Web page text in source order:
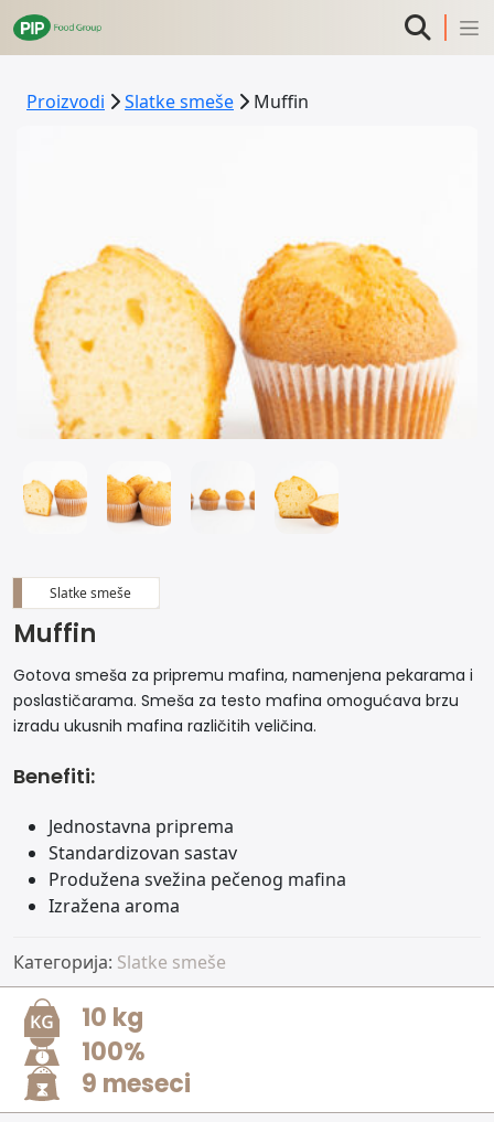
Proizvodi Slatke smeše Muffin
Slatke smeše
Muffin
Gotova smeša za pripremu mafina, namenjena pekarama i
poslastičarama. Smeša za testo mafina omogućava brzu
izradu ukusnih mafina različitih veličina.
Benefiti:
Jednostavna priprema
Standardizovan sastav
Produžena svežina pečenog mafina
Izražena aroma
Категорија: Slatke smeše
10 kg
100%
9 meseci